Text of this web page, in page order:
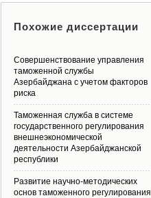
Похожие диссертации
Совершенствование управления
таможенной службы
Азербайджана с учетом факторов
риска
Таможенная служба в системе
государственного регулирования
внешнеэкономической
деятельности Азербайджанской
республики
Развитие научно-методических
основ таможенного регулирования